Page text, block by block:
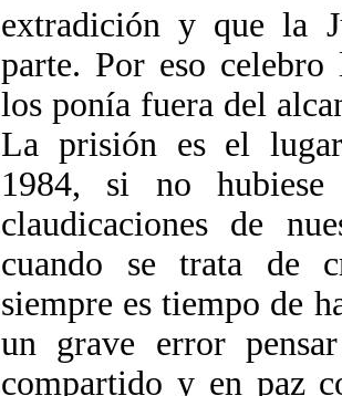
extradición y que la
parte. Por eso
los ponía fuera del
La prisión es el
1984, si no
claudicaciones de
cuando se trata de
siempre es tiempo de
un grave error
compartido y en paz